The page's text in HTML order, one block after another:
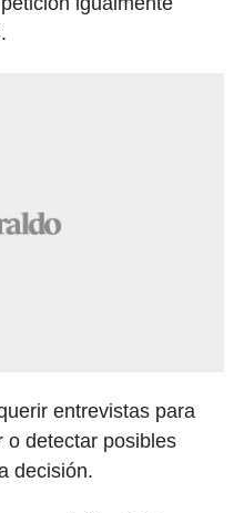
entrevistas para
o detectar posibles
decisión.